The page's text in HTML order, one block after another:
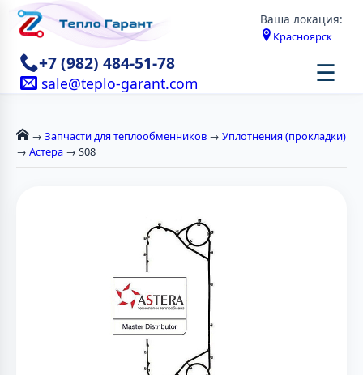
Ваша локация:
Красноярск
+7 (982) 484-51-78
sale@teplo-garant.com ☰
→ Запчасти для теплообменников → Уплотнения (прокладки)
→ Астера → S08